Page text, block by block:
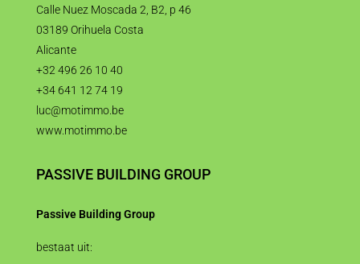
Calle Nuez Moscada 2, B2, p 46
03189 Orihuela Costa
Alicante
+32 496 26 10 40
+34 641 12 74 19
luc@motimmo.be
www.motimmo.be
PASSIVE BUILDING GROUP
Passive Building Group
bestaat uit: